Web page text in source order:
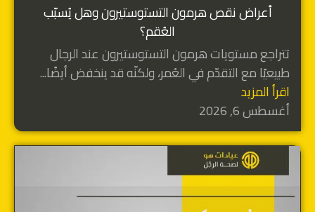
أعراض نقص هرمون التستوستيرون وهل يُسبّب
العُقم؟
تتراجع مستويات هرمون التستوستيرون عند الرجال
طبيعيًا مع التقدّم في العُمر، ولكنّه قد ينخفض أيضًا...
اقرأ المزيد
أغسطس 6, 2026